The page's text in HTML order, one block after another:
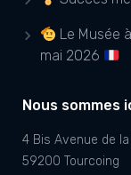
Le Musée
mai 2026
Nous sommes
4 Bis Avenue de la
59200 Tourcoing